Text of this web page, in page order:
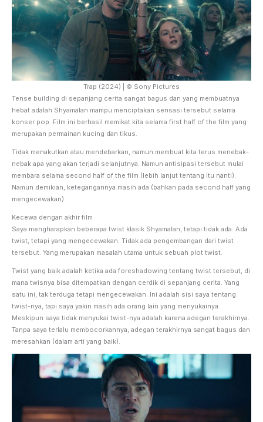
Trap (2024) | © Sony Pictures
Tense building di sepanjang cerita sangat bagus dan yang membuatnya
hebat adalah Shyamalan mampu menciptakan sensasi tersebut selama
konser pop. Film ini berhasil memikat kita selama first half of the film yang
merupakan permainan kucing dan tikus.
Tidak menakutkan atau mendebarkan, namun membuat kita terus menebak-
nebak apa yang akan terjadi selanjutnya. Namun antisipasi tersebut mulai
membara selama second half of the film (lebih lanjut tentang itu nanti).
Namun demikian, ketegangannya masih ada (bahkan pada second half yang
mengecewakan).
Kecewa dengan akhir film
Saya mengharapkan beberapa twist klasik Shyamalan, tetapi tidak ada. Ada
twist, tetapi yang mengecewakan. Tidak ada pengembangan dari twist
tersebut. Yang merupakan masalah utama untuk sebuah plot twist.
Twist yang baik adalah ketika ada foreshadowing tentang twist tersebut, di
mana twisnya bisa ditempatkan dengan cerdik di sepanjang cerita. Yang
satu ini, tak terduga tetapi mengecewakan. Ini adalah sisi saya tentang
twist-nya, tapi saya yakin masih ada orang lain yang menyukainya.
Meskipun saya tidak menyukai twist-nya adalah karena adegan terakhirnya.
Tanpa saya terlalu membocorkannya, adegan terakhirnya sangat bagus dan
meresahkan (dalam arti yang baik).